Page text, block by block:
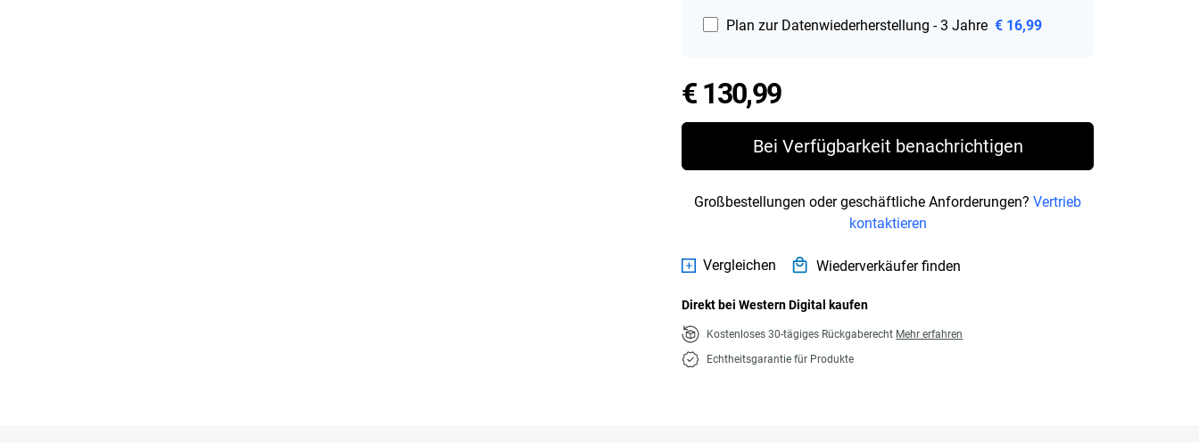
Plan zur Datenwiederherstellung - 3 Jahre € 16,99
€ 130,99Price € 130,99
Bei Verfügbarkeit benachrichtigen
Großbestellungen oder geschäftliche Anforderungen?Vertrieb
kontaktieren
Vergleichen Wiederverkäufer finden
Direkt bei Western Digital kaufen
Kostenloses 30-tägiges Rückgaberecht Mehr erfahren
Echtheitsgarantie für Produkte